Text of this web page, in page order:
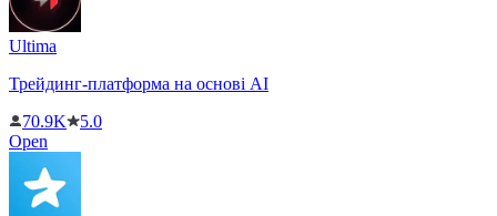
Ultima
Трейдинг-платформа на основі AI
70.9K
5.0
Open